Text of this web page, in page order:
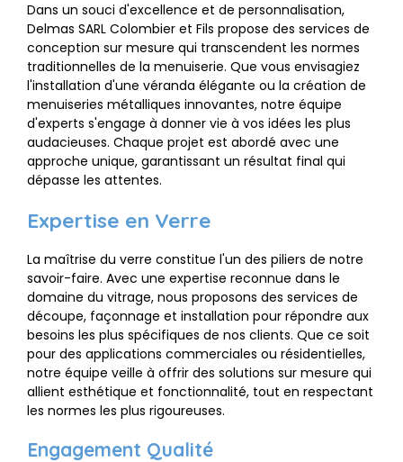
Dans un souci d'excellence et de personnalisation,
Delmas SARL Colombier et Fils propose des services de
conception sur mesure qui transcendent les normes
traditionnelles de la menuiserie. Que vous envisagiez
l'installation d'une véranda élégante ou la création de
menuiseries métalliques innovantes, notre équipe
d'experts s'engage à donner vie à vos idées les plus
audacieuses. Chaque projet est abordé avec une
approche unique, garantissant un résultat final qui
dépasse les attentes.
Expertise en Verre
La maîtrise du verre constitue l'un des piliers de notre
savoir-faire. Avec une expertise reconnue dans le
domaine du vitrage, nous proposons des services de
découpe, façonnage et installation pour répondre aux
besoins les plus spécifiques de nos clients. Que ce soit
pour des applications commerciales ou résidentielles,
notre équipe veille à offrir des solutions sur mesure qui
allient esthétique et fonctionnalité, tout en respectant
les normes les plus rigoureuses.
Engagement Qualité